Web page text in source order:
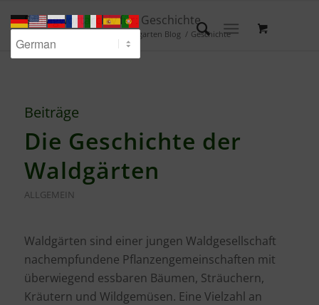
Schlagwortarchiv für: Geschichte
Waldgarten Blog / Geschichte
Beiträge
Die Geschichte der
Waldgärten
ALLGEMEIN
Waldgärten sind einer jungen Waldgesellschaft
nachempfundene Pflanzengemeinschaften mit
überwiegend essbaren Bäumen, Sträuchern,
Kräutern und Wildgemüsen. Eine Vielzahl an